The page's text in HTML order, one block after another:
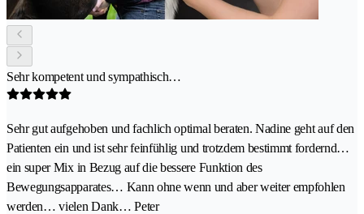
Sehr kompetent und sympathisch…
Sehr gut aufgehoben und fachlich optimal beraten. Nadine geht auf den
Patienten ein und ist sehr feinfühlig und trotzdem bestimmt fordernd…
ein super Mix in Bezug auf die bessere Funktion des
Bewegungsapparates… Kann ohne wenn und aber weiter empfohlen
werden… vielen Dank… Peter